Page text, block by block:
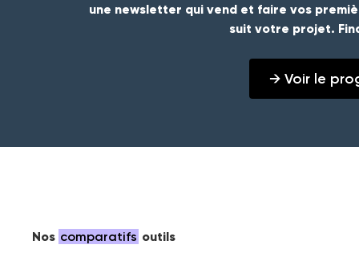
une newsletter qui vend et faire vos
suit votre projet.
→ Voir le
Nos comparatifs outils